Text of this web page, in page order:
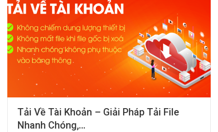
Tải Về Tài Khoản – Giải Pháp Tải File
Nhanh Chóng,…